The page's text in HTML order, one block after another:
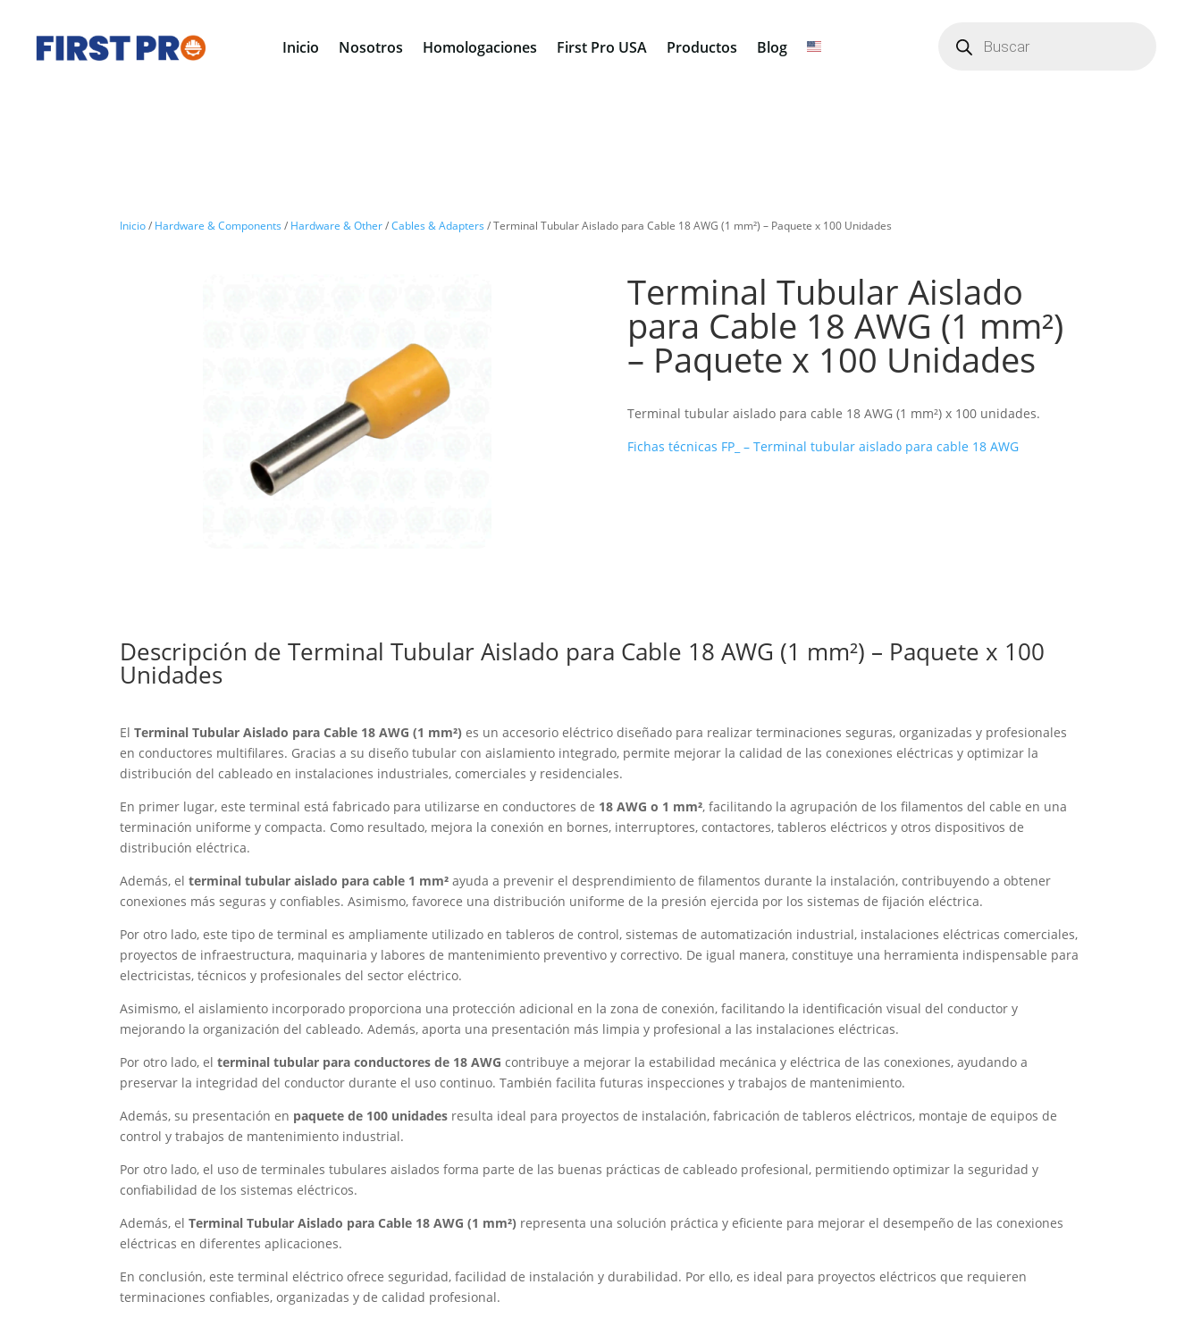
Inicio Nosotros Homologaciones First Pro USA Productos Blog productos
Inicio/ Hardware & Components / Hardware & Other/Cables & Adapters / Terminal Tubular Aislado para Cable 18 AWG (1 mm²) – Paquete x 100 Unidades
Terminal Tubular Aislado
para Cable 18 AWG (1 mm²)
– Paquete x 100 Unidades
Terminal tubular aislado para cable 18 AWG (1 mm²) x 100 unidades.
Fichas técnicas FP_ – Terminal tubular aislado para cable 18 AWG
Descripción de Terminal Tubular Aislado para Cable 18 AWG (1 mm²) – Paquete x 100
Unidades
ElTerminal Tubular Aislado para Cable 18 AWG (1 mm²) es un accesorio eléctrico diseñado para realizar terminaciones seguras, organizadas y profesionales
en conductores multifilares. Gracias a su diseño tubular con aislamiento integrado, permite mejorar la calidad de las conexiones eléctricas y optimizar la
distribución del cableado en instalaciones industriales, comerciales y residenciales.
En primer lugar, este terminal está fabricado para utilizarse en conductores de 18 AWG o 1 mm², facilitando la agrupación de los filamentos del cable en una
terminación uniforme y compacta. Como resultado, mejora la conexión en bornes, interruptores, contactores, tableros eléctricos y otros dispositivos de
distribución eléctrica.
Además, elterminal tubular aislado para cable 1 mm² ayuda a prevenir el desprendimiento de filamentos durante la instalación, contribuyendo a obtener
conexiones más seguras y confiables. Asimismo, favorece una distribución uniforme de la presión ejercida por los sistemas de fijación eléctrica.
Por otro lado, este tipo de terminal es ampliamente utilizado en tableros de control, sistemas de automatización industrial, instalaciones eléctricas comerciales,
proyectos de infraestructura, maquinaria y labores de mantenimiento preventivo y correctivo. De igual manera, constituye una herramienta indispensable para
electricistas, técnicos y profesionales del sector eléctrico.
Asimismo, el aislamiento incorporado proporciona una protección adicional en la zona de conexión, facilitando la identificación visual del conductor y
mejorando la organización del cableado. Además, aporta una presentación más limpia y profesional a las instalaciones eléctricas.
Por otro lado, elterminal tubular para conductores de 18 AWG contribuye a mejorar la estabilidad mecánica y eléctrica de las conexiones, ayudando a
preservar la integridad del conductor durante el uso continuo. También facilita futuras inspecciones y trabajos de mantenimiento.
Además, su presentación en paquete de 100 unidades resulta ideal para proyectos de instalación, fabricación de tableros eléctricos, montaje de equipos de
control y trabajos de mantenimiento industrial.
Por otro lado, el uso de terminales tubulares aislados forma parte de las buenas prácticas de cableado profesional, permitiendo optimizar la seguridad y
confiabilidad de los sistemas eléctricos.
Además, elTerminal Tubular Aislado para Cable 18 AWG (1 mm²) representa una solución práctica y eficiente para mejorar el desempeño de las conexiones
eléctricas en diferentes aplicaciones.
En conclusión, este terminal eléctrico ofrece seguridad, facilidad de instalación y durabilidad. Por ello, es ideal para proyectos eléctricos que requieren
terminaciones confiables, organizadas y de calidad profesional.